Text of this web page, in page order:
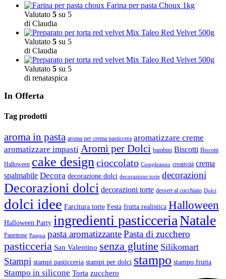
Farina per pasta Choux 1kg
Valutato 5 su 5
di Claudia
Mix Taleo Red Velvet 500g
Valutato 5 su 5
di Claudia
Mix Taleo Red Velvet 500g
Valutato 5 su 5
di renataspica
In Offerta
Tag prodotti
aroma in pasta aroma per crema pasticcera aromatizzare creme
aromatizzare impasti Aromi per Dolci bambini Biscotti Biscotti
Halloween cake designcioccolato Compleanno creatività crema
spalmabile Decora decorazione dolci decorazione torte decorazioni
Decorazioni dolci decorazioni torte dessert al cucchiaio Dolci
dolci idee Farcitura torte Festa frutta realistica Halloween
Halloween Party ingredienti pasticceriaNatale
Panettone Pasqua pasta aromatizzantePasta di zucchero
pasticceria San Valentino senza glutine Silikomart
Stampi stampi pasticceria stampi per dolci stampo stampo frutta
Stampo in silicone Torta zucchero